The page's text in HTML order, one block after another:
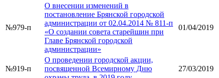
№979-п
О внесении изменений в
постановление Брянской городской
администрации от 02.04.2014 № 811-п
«О создании совета старейшин при
Главе Брянской городской
администрации»
01/04/2019
№919-п
О проведении городской акции,
посвященной Всемирному Дню
27/03/2019